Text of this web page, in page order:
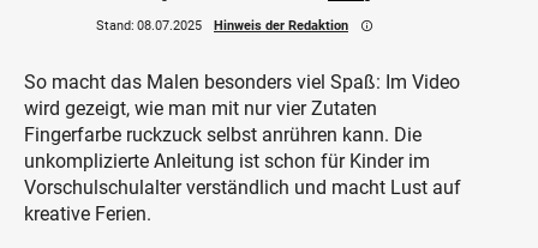
Stand: 08.07.2025 Hinweis der Redaktion info_outline
So macht das Malen besonders viel Spaß: Im Video
wird gezeigt, wie man mit nur vier Zutaten
Fingerfarbe ruckzuck selbst anrühren kann. Die
unkomplizierte Anleitung ist schon für Kinder im
Vorschulschulalter verständlich und macht Lust auf
kreative Ferien.